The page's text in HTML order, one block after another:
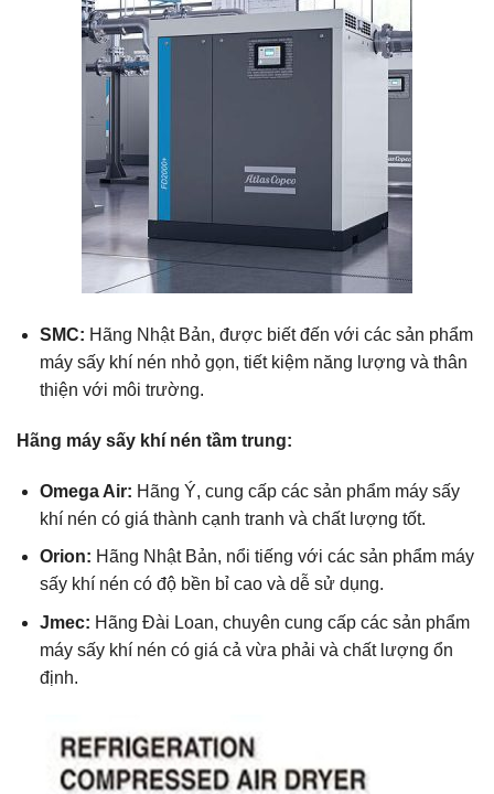
SMC: Hãng Nhật Bản, được biết đến với các sản phẩm
máy sấy khí nén nhỏ gọn, tiết kiệm năng lượng và thân
thiện với môi trường.
Hãng máy sấy khí nén tầm trung:
Omega Air: Hãng Ý, cung cấp các sản phẩm máy sấy
khí nén có giá thành cạnh tranh và chất lượng tốt.
Orion: Hãng Nhật Bản, nổi tiếng với các sản phẩm máy
sấy khí nén có độ bền bỉ cao và dễ sử dụng.
Jmec: Hãng Đài Loan, chuyên cung cấp các sản phẩm
máy sấy khí nén có giá cả vừa phải và chất lượng ổn
định.